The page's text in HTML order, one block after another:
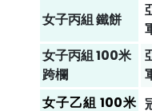
女子丙組 鐵餅
女子丙組 100米
跨欄
女子乙組 100米